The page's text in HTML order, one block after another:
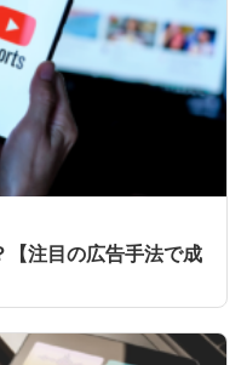
【注目の広告手法で成